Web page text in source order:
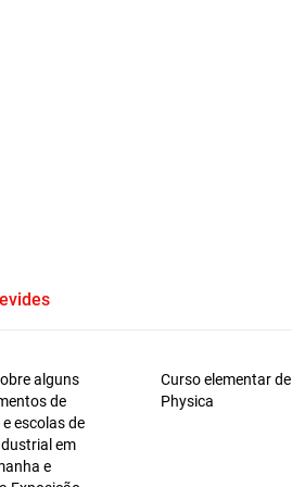
alguns
de
escolas de
em
e
Curso elementar de
Physica